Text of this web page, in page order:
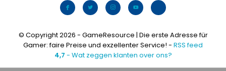
© Copyright 2026 - GameResource | Die erste Adresse für
Gamer: faire Preise und exzellenter Service! - RSS feed
4,7 - Wat zeggen klanten over ons?